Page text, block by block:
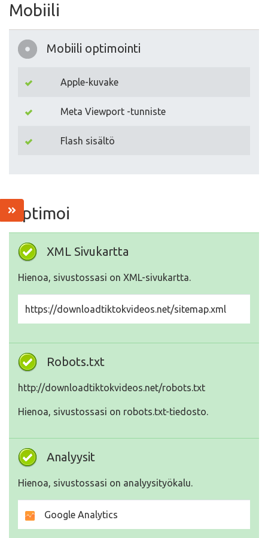
Mobiili
Mobiili optimointi
Apple-kuvake
Meta Viewport -tunniste
Flash sisältö
Optimoi
XML Sivukartta
Hienoa, sivustossasi on XML-sivukartta.
https://downloadtiktokvideos.net/sitemap.xml
Robots.txt
http://downloadtiktokvideos.net/robots.txt
Hienoa, sivustossasi on robots.txt-tiedosto.
Analyysit
Hienoa, sivustossasi on analyysityökalu.
Google Analytics